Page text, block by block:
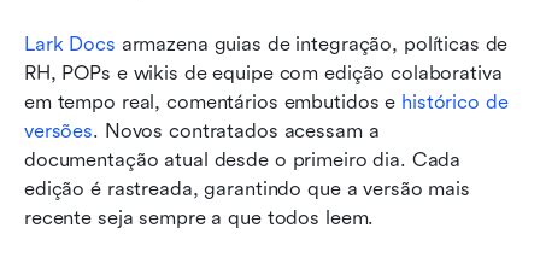
Lark Docs armazena guias de integração, políticas de
RH, POPs e wikis de equipe com edição colaborativa
em tempo real, comentários embutidos e histórico de
versões. Novos contratados acessam a
documentação atual desde o primeiro dia. Cada
edição é rastreada, garantindo que a versão mais
recente seja sempre a que todos leem.